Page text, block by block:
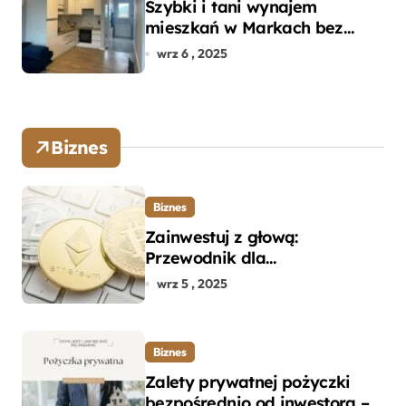
Szybki i tani wynajem
mieszkań w Markach bez
pośredników
wrz 6 , 2025
Biznes
Biznes
Zainwestuj z głową:
Przewodnik dla
początkujących w zakupie
wrz 5 , 2025
Biznes
Zalety prywatnej pożyczki